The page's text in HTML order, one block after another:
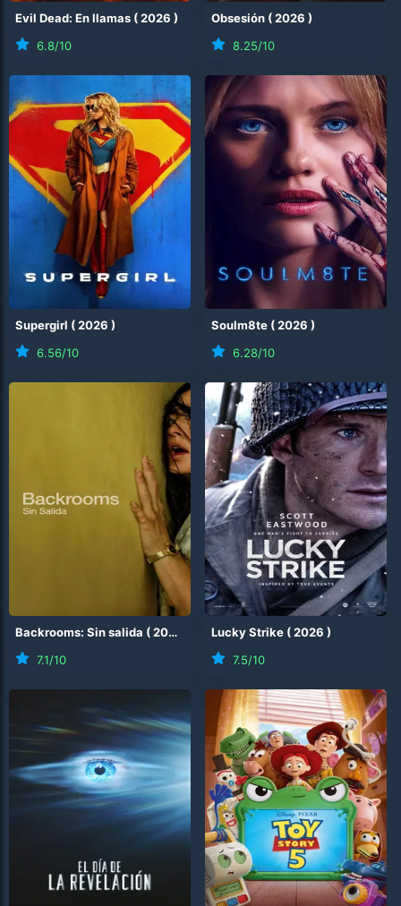
Evil Dead: En llamas (2026 )
6.8/10
Obsesión (2026 )
8.25/10
Supergirl (2026 )
6.56/10
Soulm8te (2026 )
6.28/10
Backrooms: Sin salida (2026
7.1/10
Lucky Strike (2026 )
7.5/10